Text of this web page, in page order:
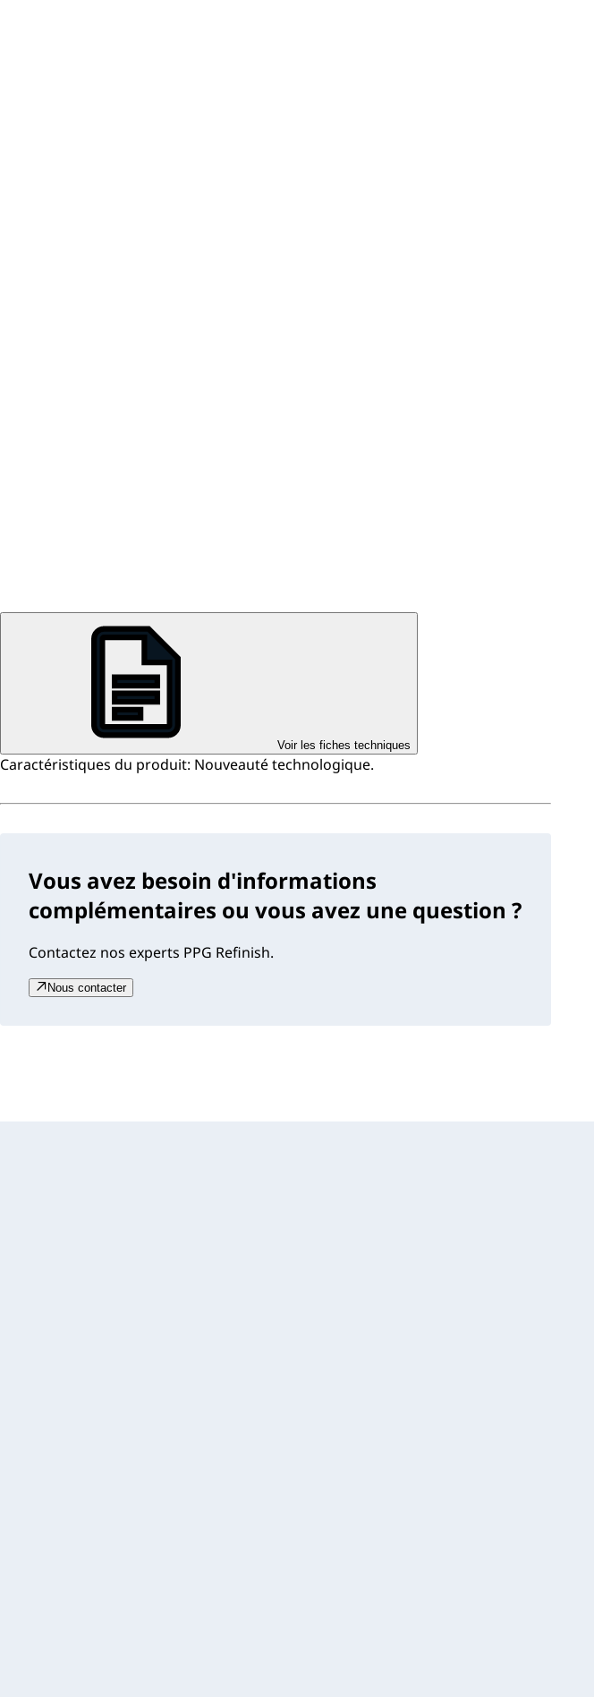
Voir les fiches techniques
Caractéristiques du produit: Nouveauté technologique.
Vous avez besoin d'informations
complémentaires ou vous avez une question ?
Contactez nos experts PPG Refinish.
Nous contacter